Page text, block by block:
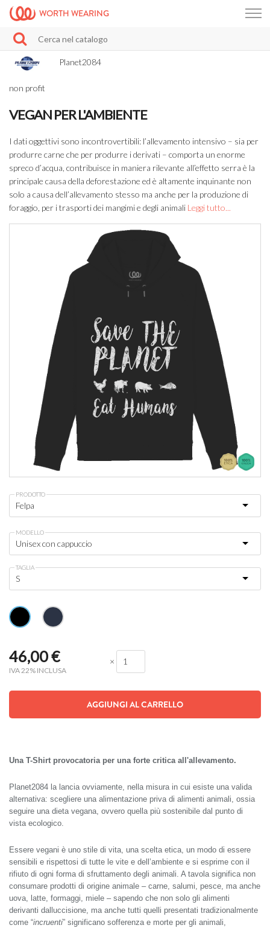
WORTH WEARING
Planet2084
non profit
VEGAN PER L'AMBIENTE
I dati oggettivi sono incontrovertibili: l’allevamento intensivo – sia per
produrre carne che per produrre i derivati – comporta un enorme
spreco d’acqua, contribuisce in maniera rilevante all’effetto serra è la
principale causa della deforestazione ed è altamente inquinante non
solo a causa dell’allevamento stesso ma anche per la produzione di
foraggio, per i trasporti dei mangimi e degli animali Leggi tutto...
PRODOTTO
MODELLO
TAGLIA
46,00€
IVA 22% INCLUSA
×
AGGIUNGI AL CARRELLO
Una T-Shirt provocatoria per una forte critica all'allevamento.
Planet2084 la lancia ovviamente, nella misura in cui esiste una valida
alternativa: scegliere una alimentazione priva di alimenti animali, ossia
seguire una dieta vegana, ovvero quella più sostenibile dal punto di
vista ecologico.
Essere vegani è uno stile di vita, una scelta etica, un modo di essere
sensibili e rispettosi di tutte le vite e dell’ambiente e si esprime con il
rifiuto di ogni forma di sfruttamento degli animali. A tavola significa non
consumare prodotti di origine animale – carne, salumi, pesce, ma anche
uova, latte, formaggi, miele – sapendo che non solo gli alimenti
derivanti dalluccisione, ma anche tutti quelli presentati tradizionalmente
come “incruenti” significano sofferenza e morte per gli animali,